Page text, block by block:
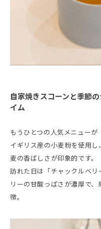
自家焼きスコーンと季節
イム
もうひとつの人気メニューが
イギリス産の小麦粉を使用
麦の香ばしさが印象的です。
訪れた日は「チャックルベ
リーの甘酸っぱさが濃厚で
徴。